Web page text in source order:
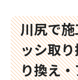
川尻で
ッシ取
り換え